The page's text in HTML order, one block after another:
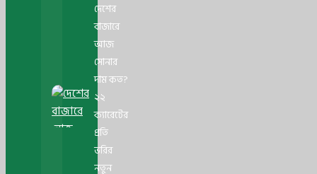
দেশের
বাজারে
আজ
সোনার
দাম কত?
২২
ক্যারেটের
প্রতি
ভরির
নতুন